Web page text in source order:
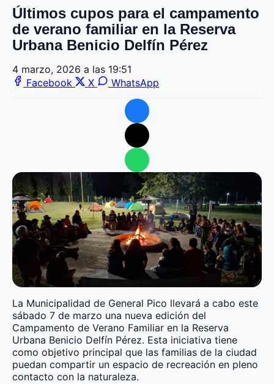
Últimos cupos para el campamento
de verano familiar en la Reserva
Urbana Benicio Delfín Pérez
4 marzo, 2026 a las 19:51
Facebook
X WhatsApp
La Municipalidad de General Pico llevará a cabo este
sábado 7 de marzo una nueva edición del
Campamento de Verano Familiar en la Reserva
Urbana Benicio Delfín Pérez. Esta iniciativa tiene
como objetivo principal que las familias de la ciudad
puedan compartir un espacio de recreación en pleno
contacto con la naturaleza.